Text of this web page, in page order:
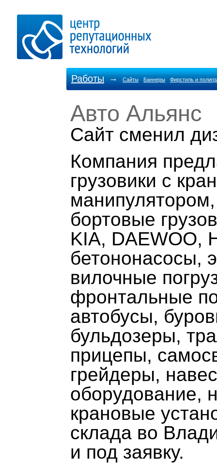
Работы → Сайты Баннеры Фирстиль и
Авто Альянс
Cайт сменил
Компания
грузовики с
бортовые
KIA, DAEWOO,
бетононасосы,
вилочные
фронтальные
автобусы,
бульдозеры,
прицепы,
грейдеры,
оборудование,
крановые
склада во
и под заявку.